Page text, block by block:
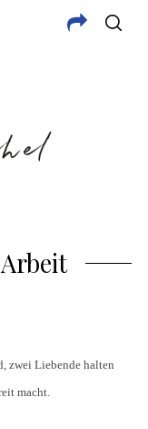
zwei Liebende halten
macht.